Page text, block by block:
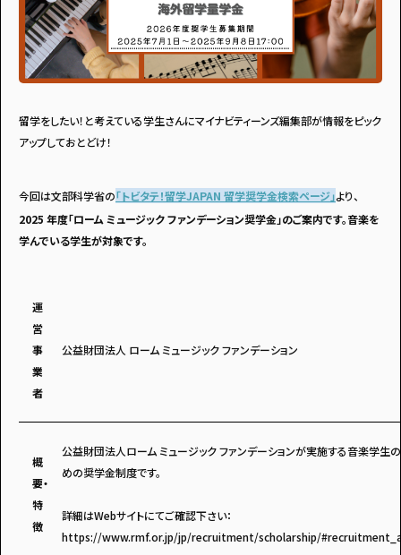
アンケートに
留学をしたい！と考えている学生さんにマイナビティーンズ編集部が情報をピック
アップしておとどけ！
今回は文部科学省の「トビタテ！留学JAPAN 留学奨学金検索ページ」より、
2025 年度「ローム ミュージック ファンデーション奨学金」のご案内です。音楽を
学んでいる学生が対象です。
運
営
事
業
者
公益財団法人 ローム ミュージック ファンデーション
概
要・
特
徴
公益財団法人ローム ミュージック ファンデーションが実施する音楽学生
めの奨学金制度です。
詳細はWebサイトにてご確認下さい：
https://www.rmf.or.jp/jp/recruitment/scholarship/